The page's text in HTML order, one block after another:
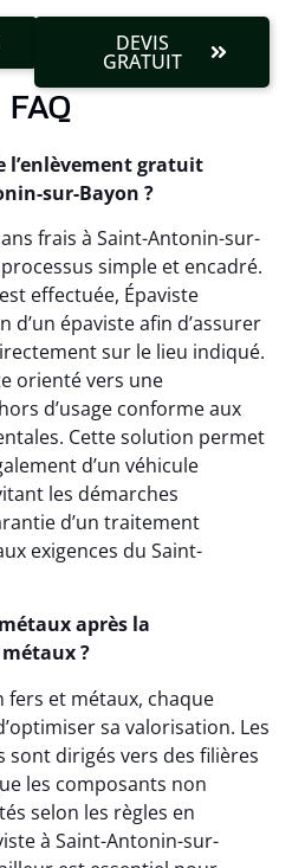
DEVIS
GRATUIT
FAQ
l’enlèvement gratuit
sur-Bayon ?
frais à Saint-Antonin-sur-
simple et encadré.
effectuée, Épaviste
d’un épaviste afin d’assurer
sur le lieu indiqué.
orienté vers une
d’usage conforme aux
Cette solution permet
d’un véhicule
les démarches
d’un traitement
exigences du Saint-
après la
?
et métaux, chaque
sa valorisation. Les
sont dirigés vers des filières
les composants non
selon les règles en
à Saint-Antonin-sur-